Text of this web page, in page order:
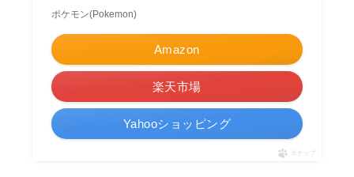
ポケモン(Pokemon)
Amazon
楽天市場
Yahooショッピング
ポチップ